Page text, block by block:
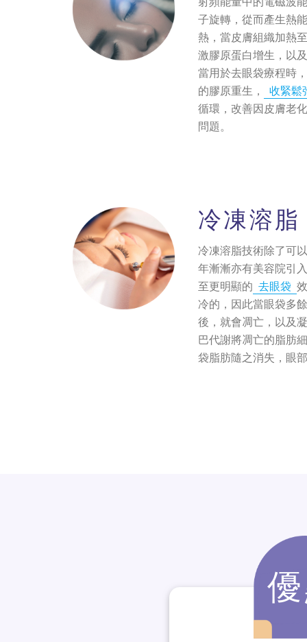
子旋轉，從而產生熱
熱，當皮膚組織加熱
激膠原蛋白增生，以
當用於去眼袋療程時
的膠原重生，
收緊鬆
循環，改善因皮膚老
問題。
冷凍溶脂
冷凍溶脂技術除了可
年漸漸亦有美容院引
至更明顯的 去眼袋
冷的，因此當眼袋多
後，就會凋亡，以及
巴代謝將凋亡的脂肪
袋脂肪隨之消失，眼